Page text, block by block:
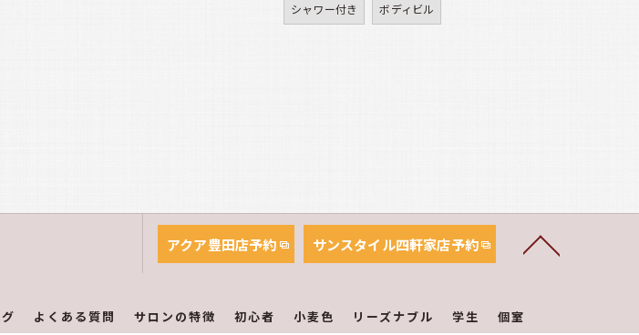
シャワー付き ボディビル
アクア豊田店予約 サンスタイル四軒家店予約
よくある質問 サロンの特徴 初心者 小麦色 リーズナブル 学生 個室